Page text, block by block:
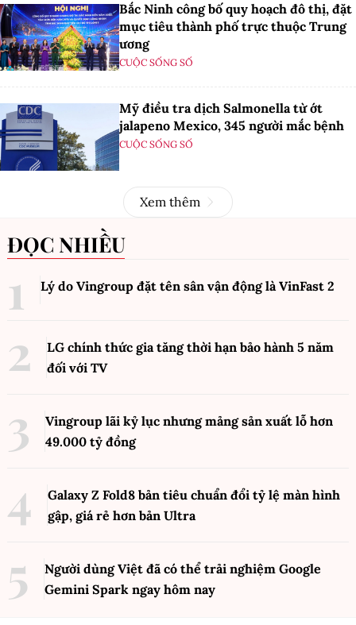
Bắc Ninh công bố quy hoạch đô thị, đặt
mục tiêu thành phố trực thuộc Trung
ương
CUỘC SỐNG SỐ
Mỹ điều tra dịch Salmonella từ ớt
jalapeno Mexico, 345 người mắc bệnh
CUỘC SỐNG SỐ
Xem thêm
ĐỌC NHIỀU
Lý do Vingroup đặt tên sân vận động là VinFast 2
LG chính thức gia tăng thời hạn bảo hành 5 năm
đối với TV
Vingroup lãi kỷ lục nhưng mảng sản xuất lỗ hơn
49.000 tỷ đồng
Galaxy Z Fold8 bản tiêu chuẩn đổi tỷ lệ màn hình
gập, giá rẻ hơn bản Ultra
Người dùng Việt đã có thể trải nghiệm Google
Gemini Spark ngay hôm nay